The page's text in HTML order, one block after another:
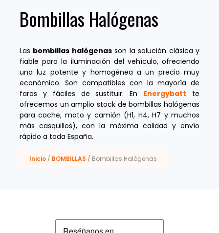
Bombillas Halógenas
Las bombillas halógenasson la solución clásica y
fiable para la iluminación del vehículo, ofreciendo
una luz potente y homogénea a un precio muy
económico. Son compatibles con la mayoría de
faros y fáciles de sustituir. En Energybatt te
ofrecemos un amplio stock de bombillas halógenas
para coche, moto y camión (H1, H4, H7 y muchos
más casquillos), con la máxima calidad y envío
rápido a toda España.
Inicio / BOMBILLAS / Bombillas Halógenas